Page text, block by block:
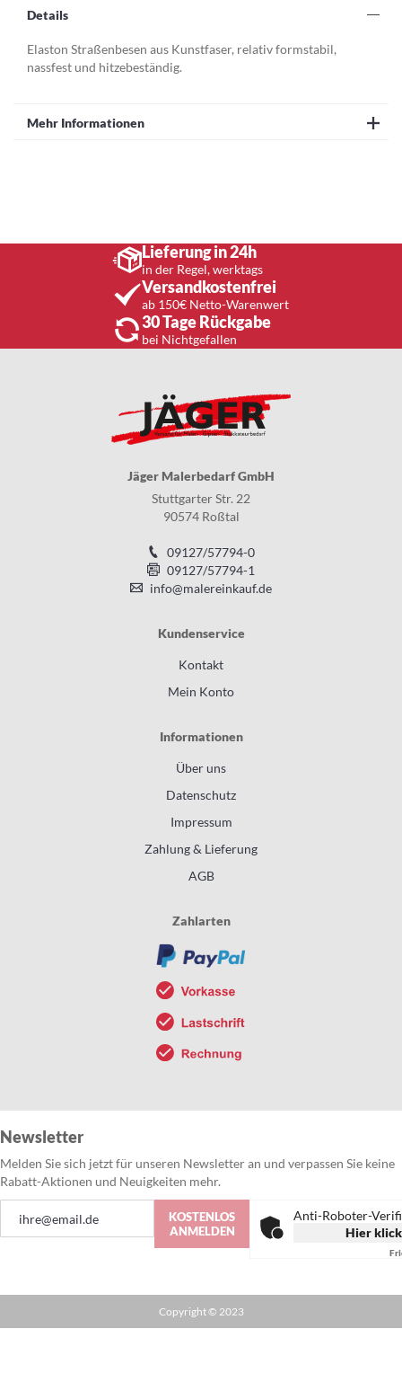
Details
Elaston Straßenbesen aus Kunstfaser, relativ formstabil,
nassfest und hitzebeständig.
Mehr Informationen
Lieferung in 24h
in der Regel, werktags
Versandkostenfrei
ab 150€ Netto-Warenwert
30 Tage Rückgabe
bei Nichtgefallen
Jäger Malerbedarf GmbH
Stuttgarter Str. 22
90574 Roßtal
09127/57794-0
09127/57794-1
info@malereinkauf.de
Kundenservice
Kontakt
Mein Konto
Informationen
Über uns
Datenschutz
Impressum
Zahlung & Lieferung
AGB
Zahlarten
Newsletter
Melden Sie sich jetzt für unseren Newsletter an und verpassen Sie keine
Rabatt-Aktionen und Neuigkeiten mehr.
zum
KOSTENLOS
ANMELDEN
Anti-Roboter-
Hier
Copyright © 2023